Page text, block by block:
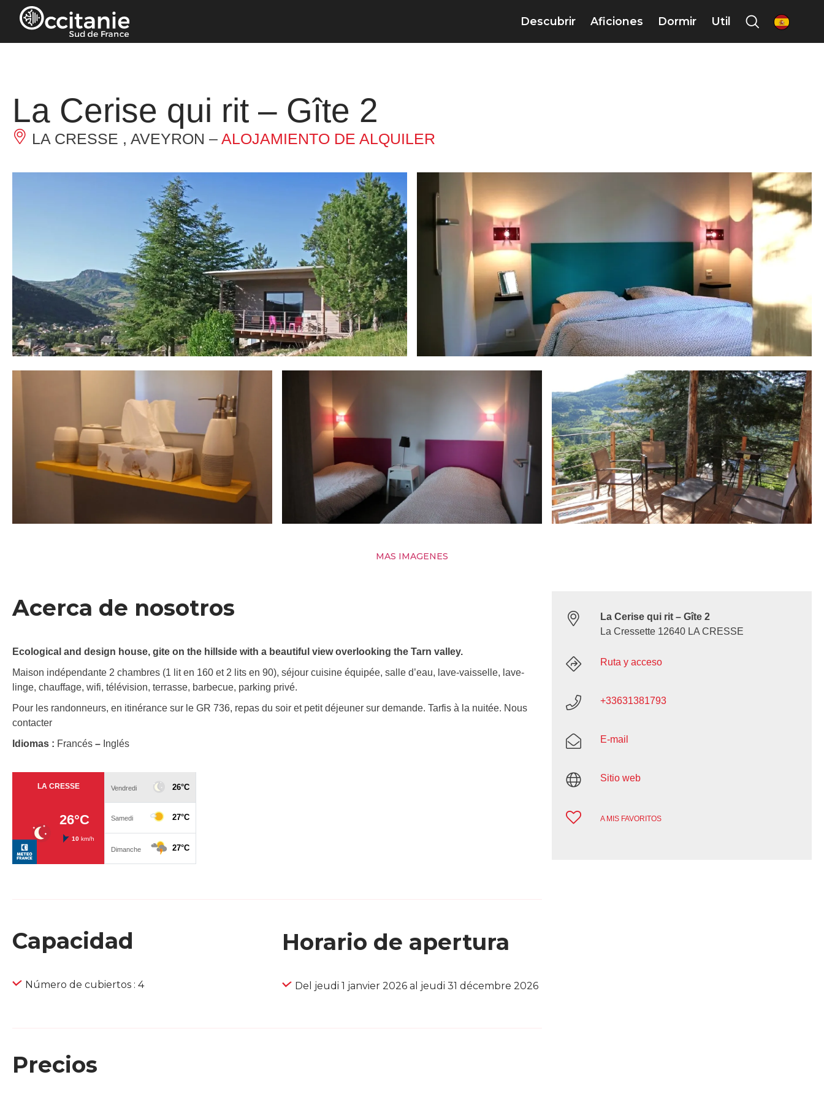
Panel de gestión de cookies
Descubrir Aficiones Dormir Util es
La Cerise qui rit – Gîte 2
LA CRESSE , AVEYRON – ALOJAMIENTO DE ALQUILER
MAS IMAGENES
Acerca de nosotros
Ecological and design house, gite on the hillside with a beautiful view overlooking the Tarn valley.
Maison indépendante 2 chambres (1 lit en 160 et 2 lits en 90), séjour cuisine équipée, salle d’eau, lave-vaisselle, lave-
linge, chauffage, wifi, télévision, terrasse, barbecue, parking privé.
Pour les randonneurs, en itinérance sur le GR 736, repas du soir et petit déjeuner sur demande. Tarfis à la nuitée. Nous
contacter
Idiomas : Francés – Inglés
Capacidad
Número de cubiertos : 4
Horario de apertura
Del jeudi 1 janvier 2026 al jeudi 31 décembre 2026
Precios
La Cerise qui rit – Gîte 2
La Cressette 12640 LA CRESSE
Ruta y acceso
+33631381793
E-mail
Sitio web
A MIS FAVORITOS